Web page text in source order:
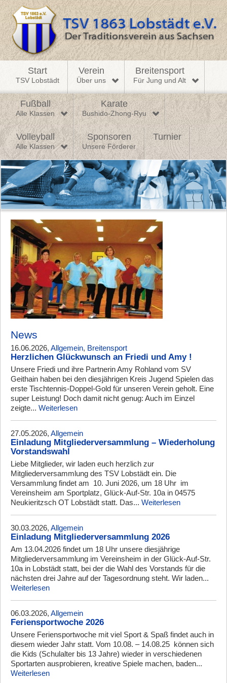
Start
TSV Lobstädt
Verein
Über uns
Breitensport
Für Jung und Alt
Fußball
Alle Klassen
Karate
Bushido-Zhong-Ryu
Volleyball
Alle Klassen
Sponsoren
Unsere Förderer
Turnier
News
16.06.2026, Allgemein, Breitensport
Herzlichen Glückwunsch an Friedi und Amy !
Unsere Friedi und ihre Partnerin Amy Rohland vom SV
Geithain haben bei den diesjährigen Kreis Jugend Spielen das
erste Tischtennis-Doppel-Gold für unseren Verein geholt. Eine
super Leistung! Doch damit nicht genug: Auch im Einzel
zeigte... Weiterlesen
27.05.2026, Allgemein
Einladung Mitgliederversammlung – Wiederholung
Vorstandswahl
Liebe Mitglieder, wir laden euch herzlich zur
Mitgliederversammlung des TSV Lobstädt ein. Die
Versammlung findet am 10. Juni 2026, um 18 Uhr im
Vereinsheim am Sportplatz, Glück-Auf-Str. 10a in 04575
Neukieritzsch OT Lobstädt statt. Das... Weiterlesen
30.03.2026, Allgemein
Einladung Mitgliederversammlung 2026
Am 13.04.2026 findet um 18 Uhr unsere diesjährige
Mitgliederversammlung im Vereinsheim in der Glück-Auf-Str.
10a in Lobstädt statt, bei der die Wahl des Vorstands für die
nächsten drei Jahre auf der Tagesordnung steht. Wir laden...
Weiterlesen
06.03.2026, Allgemein
Feriensportwoche 2026
Unsere Feriensportwoche mit viel Sport & Spaß findet auch in
diesem wieder Jahr statt. Vom 10.08. – 14.08.25 können sich
die Kids (Schulalter bis 13 Jahre) wieder in verschiedenen
Sportarten ausprobieren, kreative Spiele machen, baden...
Weiterlesen